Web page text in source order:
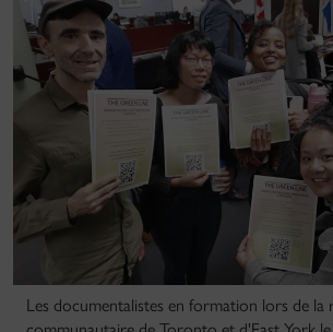
Les documentalistes en formation lors de la